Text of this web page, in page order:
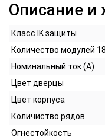
Описание и
Класс IK защиты
Количество модулей
Номинальный ток (А)
Цвет дверцы
Цвет корпуса
Количиство рядов
Огнестойкость